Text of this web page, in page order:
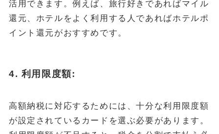
活用できます。例えば、旅行好きであればマイル
還元、ホテルをよく利用する人であればホテルポ
イント還元がおすすめです。
4. 利用限度額:
高額納税に対応するためには、十分な利用限度額
が設定されているカードを選ぶ必要があります。